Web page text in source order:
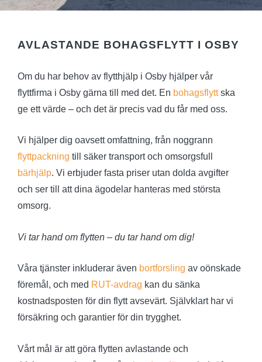
pris.
AVLASTANDE BOHAGSFLYTT I OSBY
Om du har behov av flytthjälp i Osby hjälper vår
flyttfirma i Osby gärna till med det. En bohagsflyttska
ge ett värde – och det är precis vad du får med oss.
Vi hjälper dig oavsett omfattning, från noggrann
flyttpackning till säker transport och omsorgsfull
bärhjälp. Vi erbjuder fasta priser utan dolda avgifter
och ser till att dina ägodelar hanteras med största
omsorg.
Vi tar hand om flytten – du tar hand om dig!
Våra tjänster inkluderar även bortforsling av oönskade
föremål, och med RUT-avdrag kan du sänka
kostnadsposten för din flytt avsevärt. Självklart har vi
försäkring och garantier för din trygghet.
Vårt mål är att göra flytten avlastande och